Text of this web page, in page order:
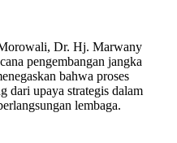
Dr. Hj. Marwany
pengembangan jangka
bahwa proses
dari upaya strategis dalam
lembaga.